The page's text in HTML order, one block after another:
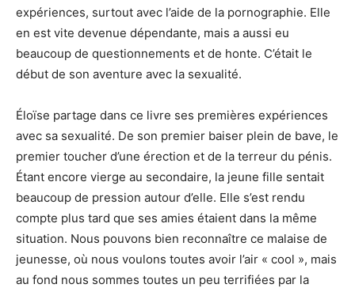
expériences, surtout avec l’aide de la pornographie. Elle
en est vite devenue dépendante, mais a aussi eu
beaucoup de questionnements et de honte. C’était le
début de son aventure avec la sexualité.
Éloïse partage dans ce livre ses premières expériences
avec sa sexualité. De son premier baiser plein de bave, le
premier toucher d’une érection et de la terreur du pénis.
Étant encore vierge au secondaire, la jeune fille sentait
beaucoup de pression autour d’elle. Elle s’est rendu
compte plus tard que ses amies étaient dans la même
situation. Nous pouvons bien reconnaître ce malaise de
jeunesse, où nous voulons toutes avoir l’air « cool », mais
au fond nous sommes toutes un peu terrifiées par la